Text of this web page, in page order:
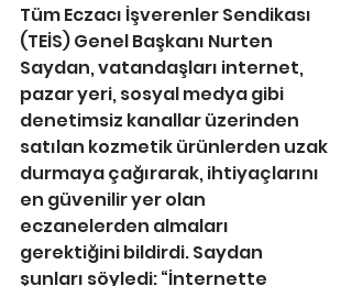
Tüm Eczacı İşverenler Sendikası
(TEİS) Genel Başkanı Nurten
Saydan, vatandaşları internet,
pazar yeri, sosyal medya gibi
denetimsiz kanallar üzerinden
satılan kozmetik ürünlerden uzak
durmaya çağırarak, ihtiyaçlarını
en güvenilir yer olan
eczanelerden almaları
gerektiğini bildirdi. Saydan
şunları söyledi: “İnternette